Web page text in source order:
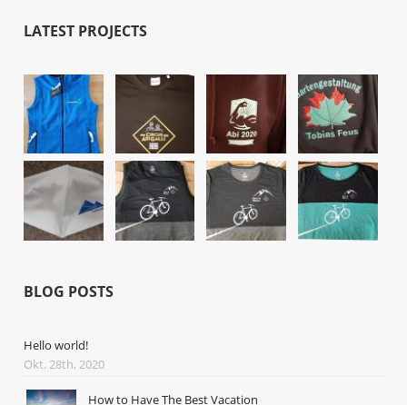
LATEST PROJECTS
BLOG POSTS
Hello world!
Okt. 28th, 2020
How to Have The Best Vacation